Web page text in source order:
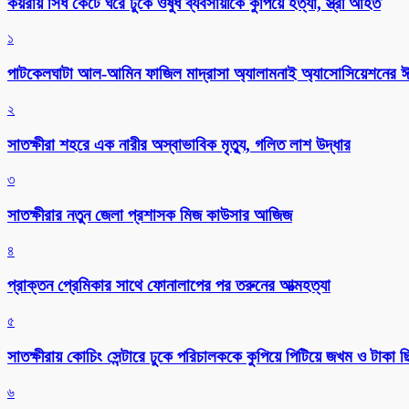
১
পাটকেলঘাটা আল-আমিন ফাজিল মাদ্রাসা অ্যালামনাই অ্যাসোসিয়েশনের
২
সাতক্ষীরা শহরে এক নারীর অস্বাভাবিক মৃত্যু, গলিত লাশ উদ্ধার
৩
সাতক্ষীরার নতুন জেলা প্রশাসক মিজ কাউসার আজিজ
৪
প্রাক্তন প্রেমিকার সাথে ফোনালাপের পর তরুনের আত্মহত্যা
৫
সাতক্ষীরায় কোচিং সেন্টারে ঢুকে পরিচালককে কুপিয়ে পিটিয়ে জখম ও টাকা
৬